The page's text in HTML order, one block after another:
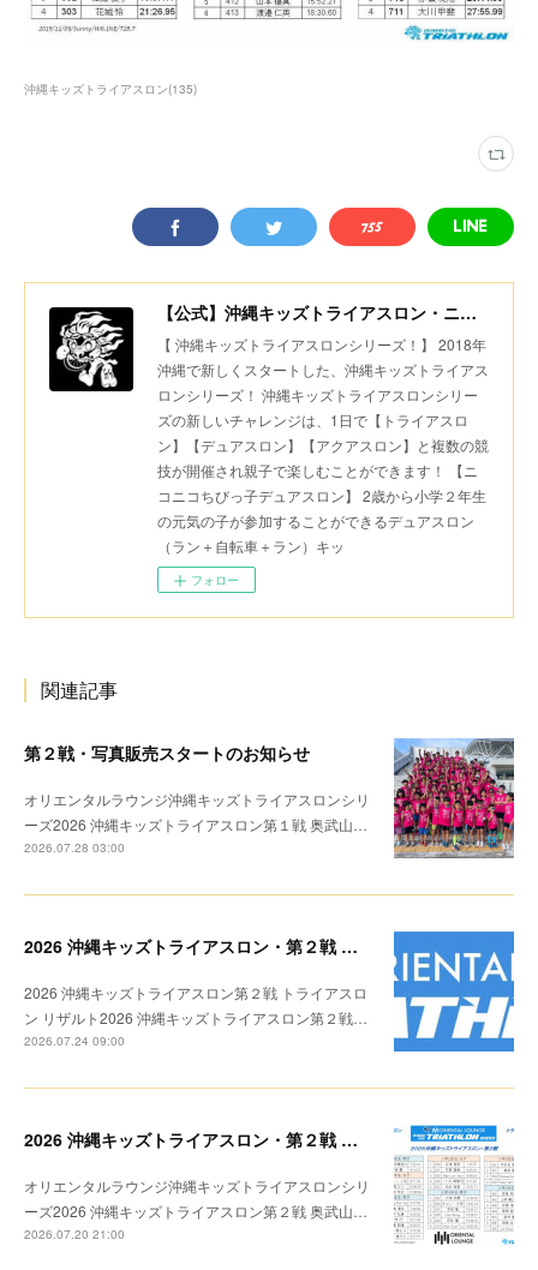
沖縄キッズトライアスロン(135)
【公式】沖縄キッズトライアスロン・ニコニコちびっ子デュアスロン・美ら島スポーツ
【 沖縄キッズトライアスロンシリーズ！】 2018年
沖縄で新しくスタートした、沖縄キッズトライアス
ロンシリーズ！ 沖縄キッズトライアスロンシリー
ズの新しいチャレンジは、1日で【トライアスロ
ン】【デュアスロン】【アクアスロン】と複数の競
技が開催され親子で楽しむことができます！ 【ニ
コニコちびっ子デュアスロン】 2歳から小学２年生
の元気の子が参加することができるデュアスロン
（ラン＋自転車＋ラン）キッ
フォロー
関連記事
第２戦・写真販売スタートのお知らせ
オリエンタルラウンジ沖縄キッズトライアスロンシリ
ーズ2026 沖縄キッズトライアスロン第１戦 奥武山…
2026.07.28 03:00
2026 沖縄キッズトライアスロン・第２戦 リザルト
2026 沖縄キッズトライアスロン第２戦 トライアスロ
ン リザルト2026 沖縄キッズトライアスロン第２戦…
2026.07.24 09:00
2026 沖縄キッズトライアスロン・第２戦 トライアスロン リザルト
オリエンタルラウンジ沖縄キッズトライアスロンシリ
ーズ2026 沖縄キッズトライアスロン第２戦 奥武山…
2026.07.20 21:00